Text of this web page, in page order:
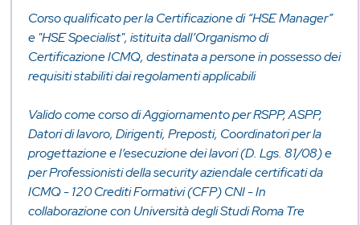
Corso qualificato per la Certificazione di “HSE Manager”
e "HSE Specialist", istituita dall’Organismo di
Certificazione ICMQ, destinata a persone in possesso dei
requisiti stabiliti dai regolamenti applicabili
Valido come corso di Aggiornamento per RSPP, ASPP,
Datori di lavoro, Dirigenti, Preposti, Coordinatori per la
progettazione e l’esecuzione dei lavori (D. Lgs. 81/08) e
per Professionisti della security aziendale certificati da
ICMQ - 120 Crediti Formativi (CFP) CNI - In
collaborazione con Università degli Studi Roma Tre